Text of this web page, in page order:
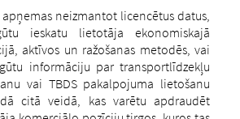
apņemas neizmantot licencētus datus,
ieskatu lietotāja ekonomiskajā
aktīvos un ražošanas metodēs, vai
informāciju par transportlīdzekļu
vai TBDS pakalpojuma lietošanu
citā veidā, kas varētu apdraudēt